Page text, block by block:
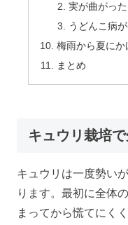
実が曲がっ
うどんこ病
梅雨から夏に
まとめ
キュウリ栽培
キュウリは一度勢い
ります。最初に全体
まってから慌てにく